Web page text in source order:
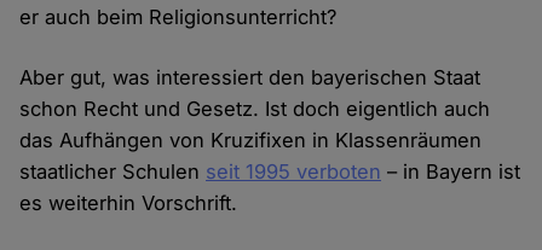
er auch beim Religionsunterricht?
Aber gut, was interessiert den bayerischen Staat
schon Recht und Gesetz. Ist doch eigentlich auch
das Aufhängen von Kruzifixen in Klassenräumen
staatlicher Schulen seit 1995 verboten – in Bayern ist
es weiterhin Vorschrift.